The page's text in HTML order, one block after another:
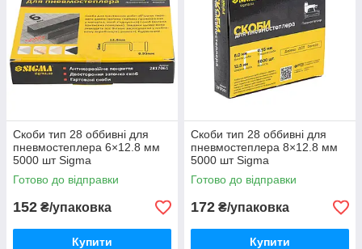
Скоби тип 28 оббивні для
пневмостеплера 6×12.8 мм
5000 шт Sigma
Готово до відправки
152 ₴/упаковка
Купити
Скоби тип 28 оббивні для
пневмостеплера 8×12.8 мм
5000 шт Sigma
Готово до відправки
172 ₴/упаковка
Купити